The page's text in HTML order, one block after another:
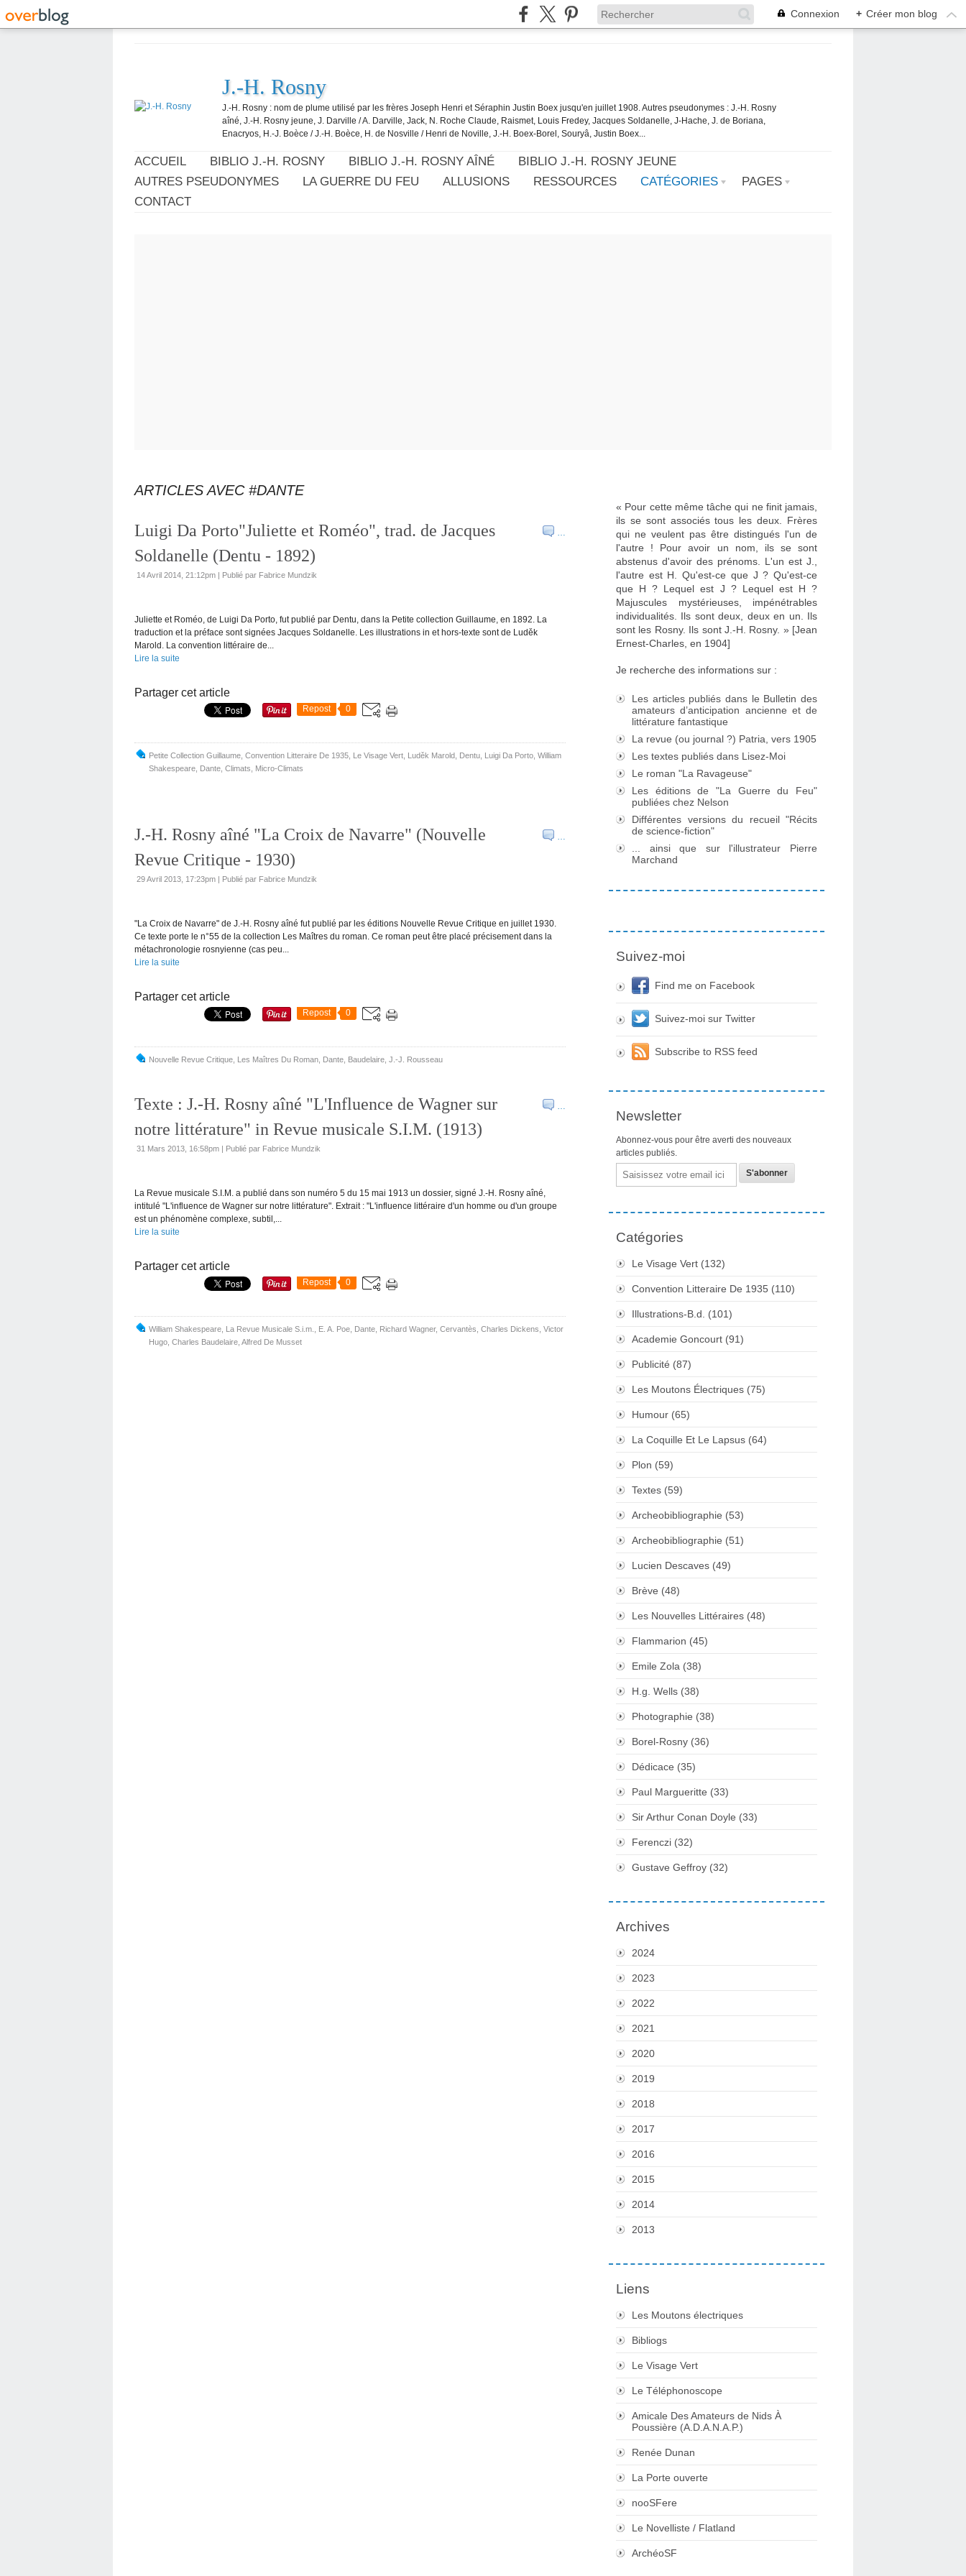
Connexion + Créer mon blog
J.-H. Rosny
J.-H. Rosny : nom de plume utilisé par les frères Joseph Henri et Séraphin Justin Boex jusqu'en juillet 1908. Autres pseudonymes : J.-H. Rosny
aîné, J.-H. Rosny jeune, J. Darville / A. Darville, Jack, N. Roche Claude, Raismet, Louis Fredey, Jacques Soldanelle, J-Hache, J. de Boriana,
Enacryos, H.-J. Boèce / J.-H. Boèce, H. de Nosville / Henri de Noville, J.-H. Boex-Borel, Souryâ, Justin Boex...
ACCUEIL BIBLIO J.-H. ROSNY BIBLIO J.-H. ROSNY AÎNÉ
BIBLIO J.-H. ROSNY JEUNE
AUTRES PSEUDONYMES
LA GUERRE DU FEU ALLUSIONS RESSOURCES CATÉGORIES
PAGES
CONTACT
ARTICLES AVEC #DANTE
…
Luigi‎ Da Porto"Juliette et Roméo", trad. de Jacques
Soldanelle (Dentu - 1892)
14 Avril 2014, 21:12pm | Publié par Fabrice Mundzik
Juliette et Roméo, de Luigi Da Porto, fut publié par Dentu, dans la Petite collection Guillaume, en 1892. La
traduction et la préface sont signées Jacques Soldanelle. Les illustrations in et hors-texte sont de Luděk
Marold. La convention littéraire de...
Lire la suite
Partager cet article
Repost 0
Petite Collection Guillaume Convention Litteraire De 1935 Le Visage Vert Luděk Marold Dentu Luigi‎ Da Porto William
Shakespeare Dante Climats Micro-Climats
…
J.-H. Rosny aîné "La Croix de Navarre" (Nouvelle
Revue Critique - 1930)
29 Avril 2013, 17:23pm | Publié par Fabrice Mundzik
"La Croix de Navarre" de J.-H. Rosny aîné fut publié par les éditions Nouvelle Revue Critique en juillet 1930.
Ce texte porte le n°55 de la collection Les Maîtres du roman. Ce roman peut être placé précisement dans la
métachronologie rosnyienne (cas peu...
Lire la suite
Partager cet article
Repost 0
Nouvelle Revue Critique Les Maîtres Du Roman Dante Baudelaire J.-J. Rousseau
…
Texte : J.-H. Rosny aîné "L'Influence de Wagner sur
notre littérature" in Revue musicale S.I.M. (1913)
31 Mars 2013, 16:58pm | Publié par Fabrice Mundzik
La Revue musicale S.I.M. a publié dans son numéro 5 du 15 mai 1913 un dossier, signé J.-H. Rosny aîné,
intitulé "L'influence de Wagner sur notre littérature". Extrait : "L'influence littéraire d'un homme ou d'un groupe
est un phénomène complexe, subtil,...
Lire la suite
Partager cet article
Repost 0
William Shakespeare La Revue Musicale S.i.m. E. A. Poe Dante Richard Wagner, Cervantès Charles Dickens Victor
Hugo Charles Baudelaire Alfred De Musset
« Pour cette même tâche qui ne finit jamais,
ils se sont associés tous les deux. Frères
qui ne veulent pas être distingués l'un de
l'autre ! Pour avoir un nom, ils se sont
abstenus d'avoir des prénoms. L'un est J.,
l'autre est H. Qu'est-ce que J ? Qu'est-ce
que H ? Lequel est J ? Lequel est H ?
Majuscules mystérieuses, impénétrables
individualités. Ils sont deux, deux en un. Ils
sont les Rosny. Ils sont J.-H. Rosny. » [Jean
Ernest-Charles, en 1904]
Je recherche des informations sur :
Les articles publiés dans le Bulletin des
amateurs d’anticipation ancienne et de
littérature fantastique
La revue (ou journal ?) Patria, vers 1905
Les textes publiés dans Lisez-Moi
Le roman "La Ravageuse"
Les éditions de "La Guerre du Feu"
publiées chez Nelson
Différentes versions du recueil "Récits
de science-fiction"
... ainsi que sur l'illustrateur Pierre
Marchand
Suivez-moi
Find me on Facebook
Suivez-moi sur Twitter
Subscribe to RSS feed
Newsletter
Abonnez-vous pour être averti des nouveaux
articles publiés.
Email
Catégories
Le Visage Vert (132)
Convention Litteraire De 1935 (110)
Illustrations-B.d. (101)
Academie Goncourt (91)
Publicité (87)
Les Moutons Électriques (75)
Humour (65)
La Coquille Et Le Lapsus (64)
Plon (59)
Textes (59)
Archeobibliographie (53)
Archeobibliographie (51)
Lucien Descaves (49)
Brève (48)
Les Nouvelles Littéraires (48)
Flammarion (45)
Emile Zola (38)
H.g. Wells (38)
Photographie (38)
Borel-Rosny (36)
Dédicace (35)
Paul Margueritte (33)
Sir Arthur Conan Doyle (33)
Ferenczi (32)
Gustave Geffroy (32)
Archives
2024
2023
2022
2021
2020
2019
2018
2017
2016
2015
2014
2013
Liens
Les Moutons électriques
Bibliogs
Le Visage Vert
Le Téléphonoscope
Amicale Des Amateurs de Nids À
Poussière (A.D.A.N.A.P.)
Renée Dunan
La Porte ouverte
nooSFere
Le Novelliste / Flatland
ArchéoSF